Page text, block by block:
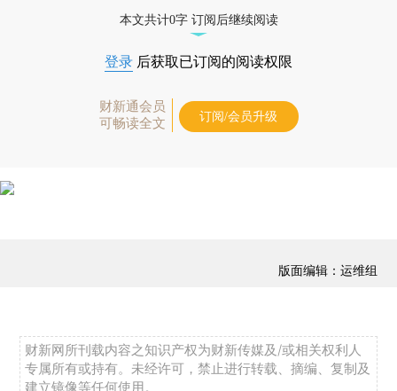
本文共计0字 订阅后继续阅读
登录 后获取已订阅的阅读权限
财新通会员
可畅读全文
订阅/会员升级
版面编辑：运维组
财新网所刊载内容之知识产权为财新传媒及/或相关权利人
专属所有或持有。未经许可，禁止进行转载、摘编、复制及
建立镜像等任何使用。